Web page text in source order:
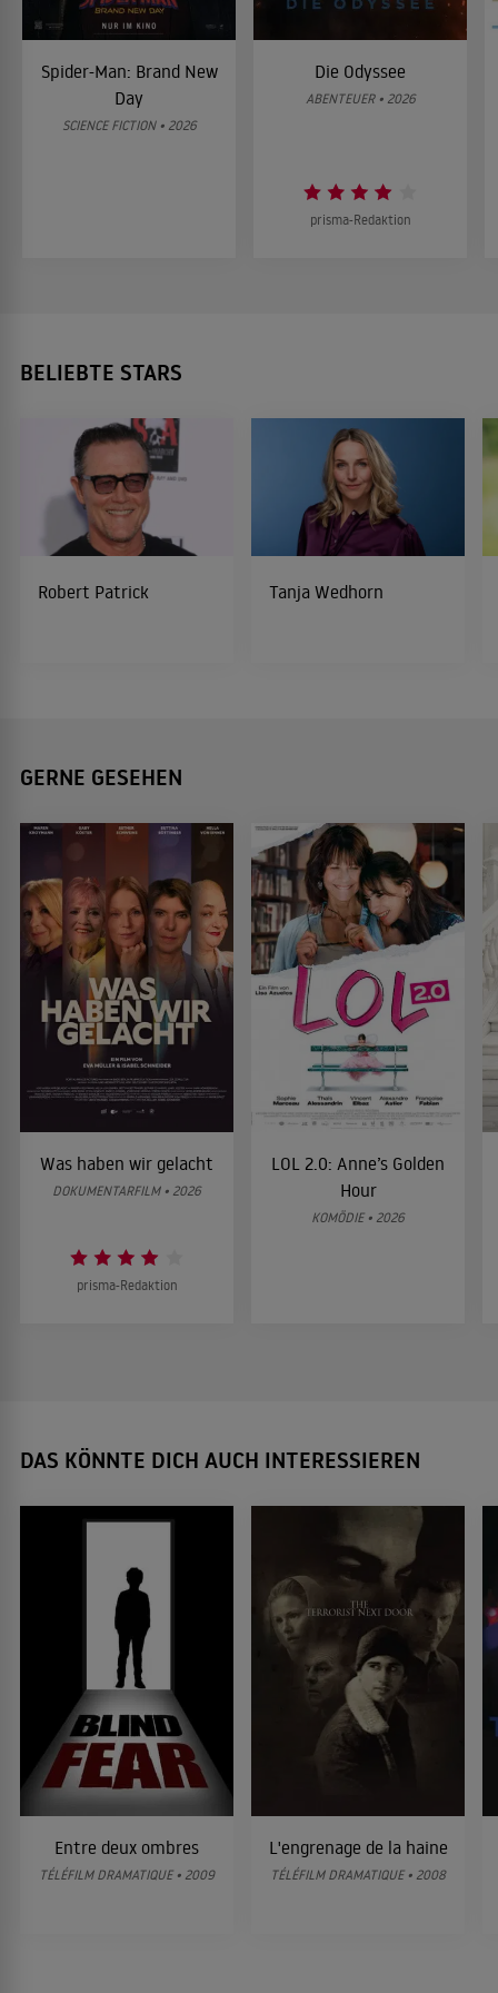
Spider-Man: Brand New
Day
SCIENCE FICTION • 2026
Die Odyssee
ABENTEUER • 2026
prisma-Redaktion
BELIEBTE STARS
Robert Patrick Tanja Wedhorn
GERNE GESEHEN
Was haben wir gelacht
DOKUMENTARFILM • 2026
prisma-Redaktion
LOL 2.0: Anne’s Golden
Hour
KOMÖDIE • 2026
DAS KÖNNTE DICH AUCH INTERESSIEREN
Entre deux ombres
TÉLÉFILM DRAMATIQUE • 2009
L'engrenage de la haine
TÉLÉFILM DRAMATIQUE • 2008